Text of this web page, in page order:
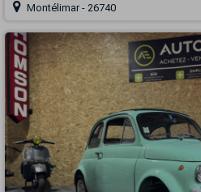
Montélimar - 26740